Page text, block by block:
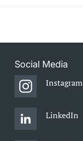
Social Media
Instagram
LinkedIn